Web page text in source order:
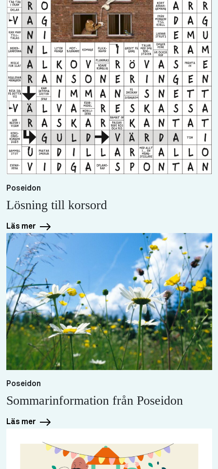
Poseidon
Lösning till korsord
Läs mer
Poseidon
Sommarinformation från Poseidon
Läs mer